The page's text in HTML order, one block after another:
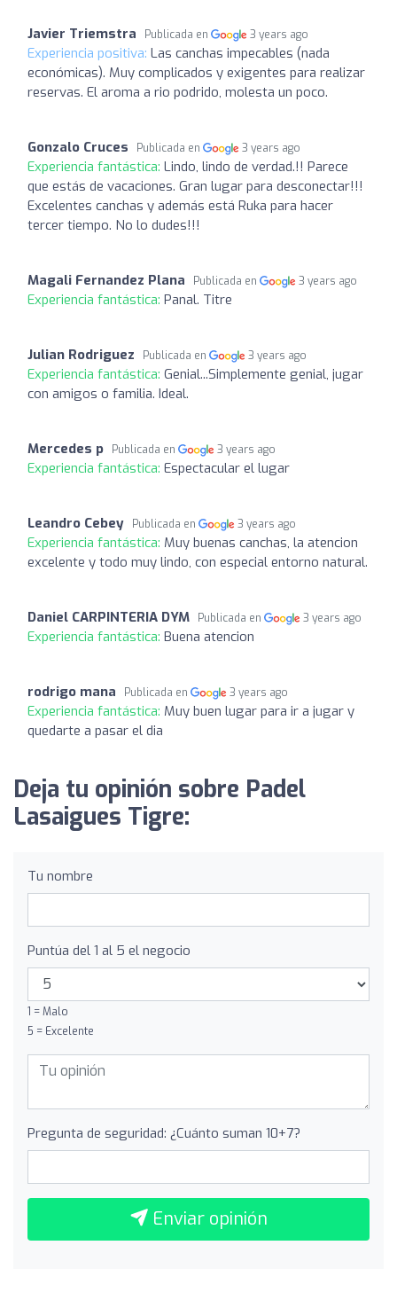
Javier Triemstra Publicada en 3 years ago
Experiencia positiva: Las canchas impecables (nada
económicas). Muy complicados y exigentes para realizar
reservas. El aroma a rio podrido, molesta un poco.
Gonzalo Cruces Publicada en 3 years ago
Experiencia fantástica: Lindo, lindo de verdad.!! Parece
que estás de vacaciones. Gran lugar para desconectar!!!
Excelentes canchas y además está Ruka para hacer
tercer tiempo. No lo dudes!!!
Magali Fernandez Plana Publicada en 3 years ago
Experiencia fantástica: Panal. Titre
Julian Rodriguez Publicada en 3 years ago
Experiencia fantástica: Genial...Simplemente genial, jugar
con amigos o familia. Ideal.
Mercedes p Publicada en 3 years ago
Experiencia fantástica: Espectacular el lugar
Leandro Cebey Publicada en 3 years ago
Experiencia fantástica: Muy buenas canchas, la atencion
excelente y todo muy lindo, con especial entorno natural.
Daniel CARPINTERIA DYM Publicada en 3 years ago
Experiencia fantástica: Buena atencion
rodrigo mana Publicada en 3 years ago
Experiencia fantástica: Muy buen lugar para ir a jugar y
quedarte a pasar el dia
Deja tu opinión sobre Padel
Lasaigues Tigre:
Tu nombre
Puntúa del 1 al 5 el negocio
1 = Malo
5 = Excelente
Pregunta de seguridad: ¿Cuánto suman 10+7?
Enviar opinión